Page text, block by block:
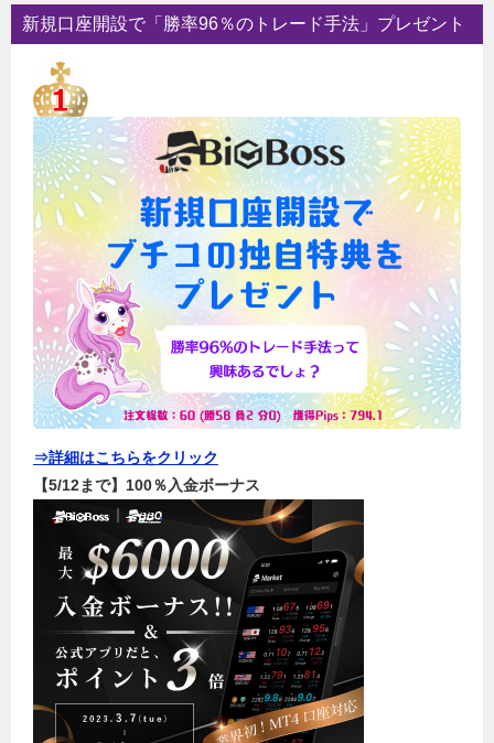
新規口座開設で「勝率96％のトレード手法」プレゼント
⇒詳細はこちらをクリック
【5/12まで】100％入金ボーナス